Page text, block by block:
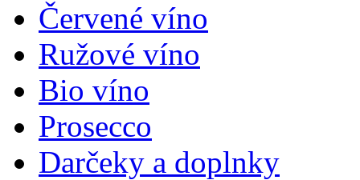
Červené víno
Ružové víno
Bio víno
Prosecco
Darčeky a doplnky